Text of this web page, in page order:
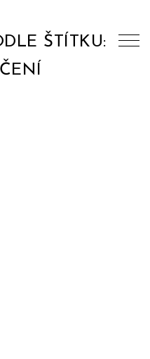
ŠTÍTKU: